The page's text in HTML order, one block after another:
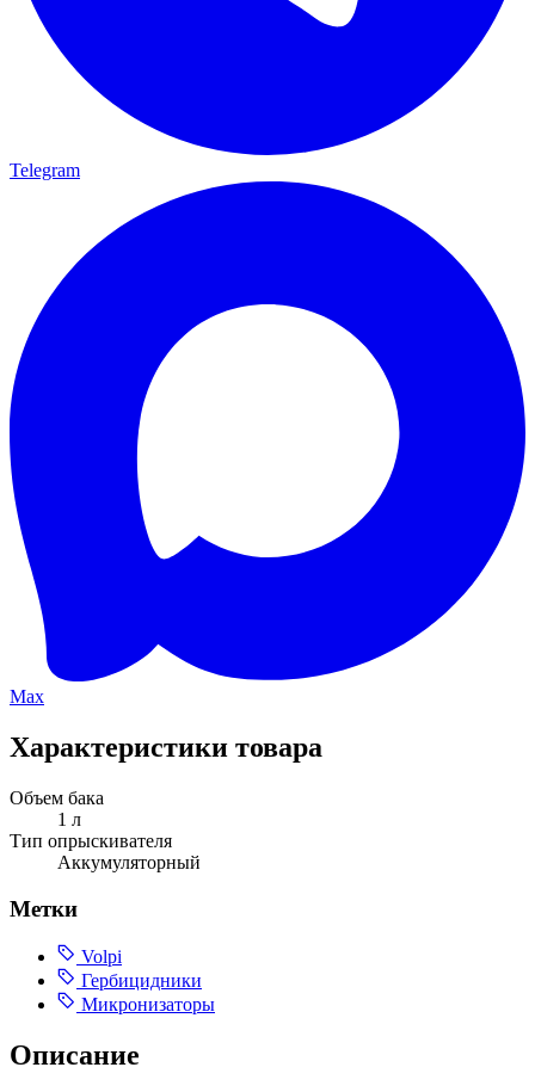
Telegram
Max
Характеристики товара
Объем бака
1 л
Тип опрыскивателя
Аккумуляторный
Метки
Volpi
Гербицидники
Микронизаторы
Описание